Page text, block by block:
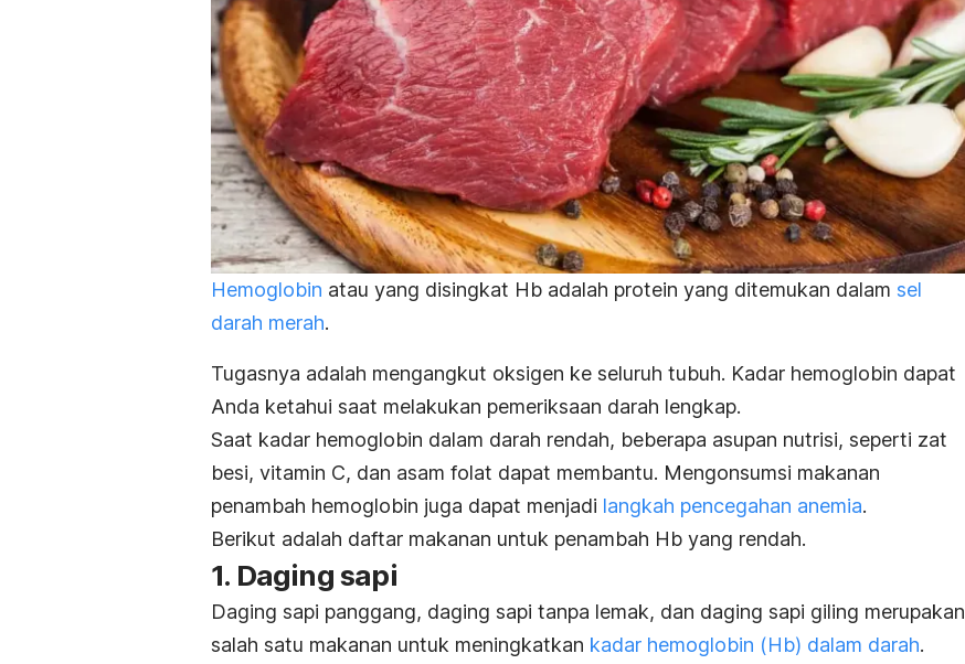
Hemoglobin atau yang disingkat Hb adalah protein yang ditemukan dalam sel
darah merah.
Tugasnya adalah mengangkut oksigen ke seluruh tubuh. Kadar hemoglobin dapat
Anda ketahui saat melakukan pemeriksaan darah lengkap.
Saat kadar hemoglobin dalam darah rendah, beberapa asupan nutrisi, seperti zat
besi, vitamin C, dan asam folat dapat membantu. Mengonsumsi makanan
penambah hemoglobin juga dapat menjadi langkah pencegahan anemia.
Berikut adalah daftar makanan untuk penambah Hb yang rendah.
1. Daging sapi
Daging sapi panggang, daging sapi tanpa lemak, dan daging sapi giling merupakan
salah satu makanan untuk meningkatkan kadar hemoglobin (Hb) dalam darah.